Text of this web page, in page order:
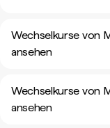
Wechselkurse von
ansehen
Wechselkurse von
ansehen